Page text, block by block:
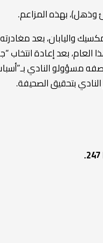
وذهل)، بهذه المزاعم.
واليابان، بعد
العام، بعد إعادة انتخاب
مسؤولو النادي
بتحقيق الصحيفة.